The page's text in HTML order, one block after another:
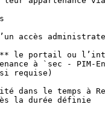
accès
le portail ou
à `sec - PIM-
requise)
dans le temps à
la durée définie